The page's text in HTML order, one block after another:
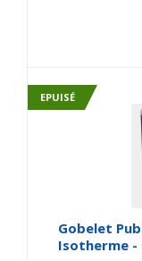
EPUISÉ
Gobelet
Isotherme -